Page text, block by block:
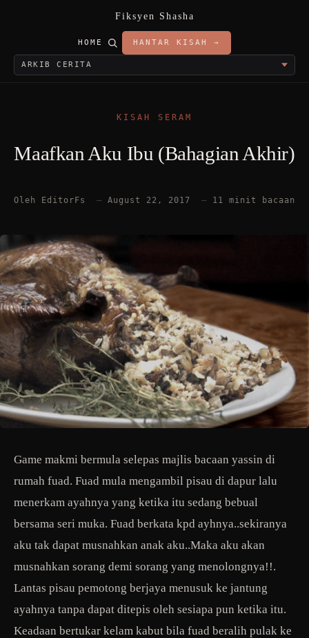
Fiksyen Shasha
HOME HANTAR KISAH →
KISAH SERAM
Maafkan Aku Ibu (Bahagian Akhir)
Oleh EditorFs — August 22, 2017 — 11 minit bacaan
Game makmi bermula selepas majlis bacaan yassin di
rumah fuad. Fuad mula mengambil pisau di dapur lalu
menerkam ayahnya yang ketika itu sedang bebual
bersama seri muka. Fuad berkata kpd ayhnya..sekiranya
aku tak dapat musnahkan anak aku..Maka aku akan
musnahkan sorang demi sorang yang menolongnya!!.
Lantas pisau pemotong berjaya menusuk ke jantung
ayahnya tanpa dapat ditepis oleh sesiapa pun ketika itu.
Keadaan bertukar kelam kabut bila fuad beralih pulak ke